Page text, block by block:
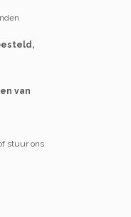
van
stuur ons